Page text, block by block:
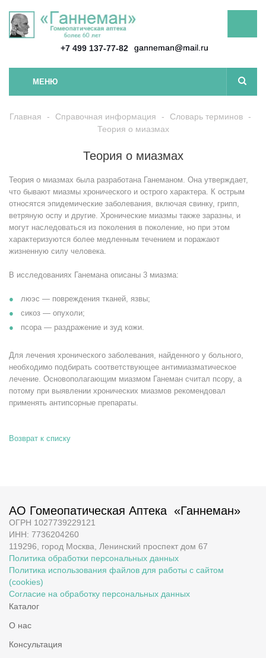
+7 499 137-77-82 ganneman@mail.ru
МЕНЮ
Главная - Справочная информация - Словарь терминов -
Теория о миазмах
Теория о миазмах
Теория о миазмах была разработана Ганеманом. Она утверждает,
что бывают миазмы хронического и острого характера. К острым
относятся эпидемические заболевания, включая свинку, грипп,
ветряную оспу и другие. Хронические миазмы также заразны, и
могут наследоваться из поколения в поколение, но при этом
характеризуются более медленным течением и поражают
жизненную силу человека.
В исследованиях Ганемана описаны 3 миазма:
люэс — повреждения тканей, язвы;
сикоз — опухоли;
псора — раздражение и зуд кожи.
Для лечения хронического заболевания, найденного у больного,
необходимо подбирать соответствующее антимиазматическое
лечение. Основополагающим миазмом Ганеман считал псору, а
потому при выявлении хронических миазмов рекомендовал
применять антипсорные препараты.
Возврат к списку
АО Гомеопатическая Аптека «Ганнеман»
ОГРН 1027739229121
ИНН: 7736204260
119296, город Москва, Ленинский проспект дом 67
Политика обработки персональных данных
Политика использования файлов для работы с сайтом
(cookies)
Согласие на обработку персональных данных
Каталог
О нас
Консультация